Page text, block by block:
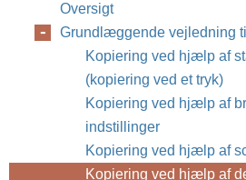
Oversigt
Grundlæggende vejledning
Kopiering ved hjælp af
(kopiering ved et tryk)
Kopiering ved hjælp af
indstillinger
Kopiering ved hjælp af
Kopiering ved hjælp af